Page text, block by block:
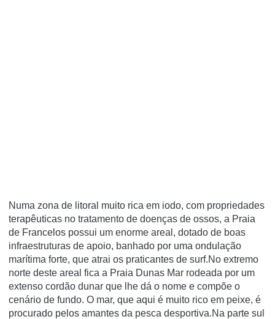
Numa zona de litoral muito rica em iodo, com propriedades
terapêuticas no tratamento de doenças de ossos, a Praia
de Francelos possui um enorme areal, dotado de boas
infraestruturas de apoio, banhado por uma ondulação
marítima forte, que atrai os praticantes de surf.No extremo
norte deste areal fica a Praia Dunas Mar rodeada por um
extenso cordão dunar que lhe dá o nome e compõe o
cenário de fundo. O mar, que aqui é muito rico em peixe, é
procurado pelos amantes da pesca desportiva.Na parte sul